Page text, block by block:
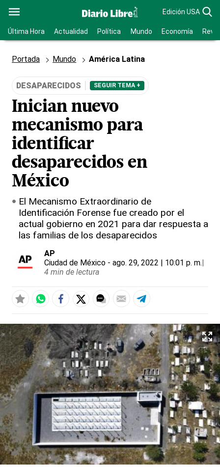
Edición USA
Última Hora Actualidad Política Mundo Economía
Portada Mundo América Latina
DESAPARECIDOS SEGUIR TEMA +
Inician nuevo
mecanismo para
identificar
desaparecidos en
México
El Mecanismo Extraordinario de
Identificación Forense fue creado por el
actual gobierno en 2021 para dar respuesta a
las familias de los desaparecidos
AP
Ciudad de México - ago. 29, 2022 | 10:01 p. m.|
4 min de lectura